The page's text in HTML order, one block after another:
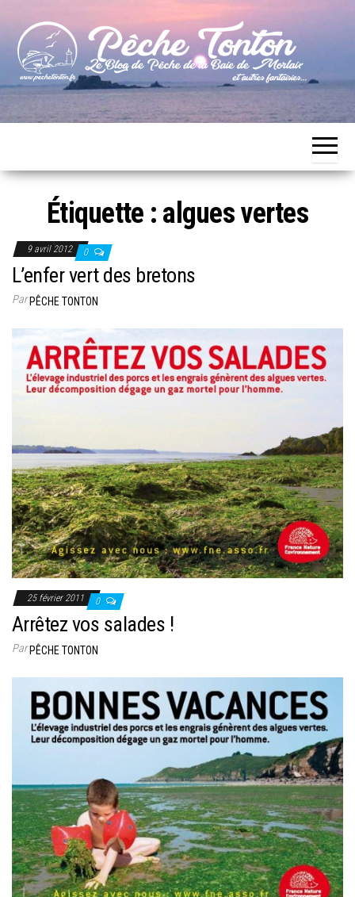
content
Pêche
Le blog
de
Baie de
Étiquette : algues vertes
9 avril 2012 0
L’enfer vert des bretons
ParPÊCHE TONTON
25 février 2011 0
Arrêtez vos salades !
ParPÊCHE TONTON